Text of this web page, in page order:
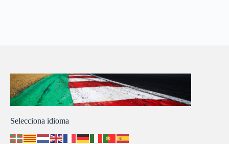
Selecciona idioma